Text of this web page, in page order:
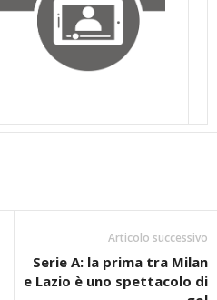
Articolo successivo
Serie A: la prima tra Milan
e Lazio è uno spettacolo di